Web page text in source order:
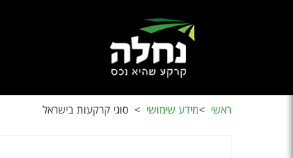
ראשי >מידע שימושי > סוגי קרקעות בישראל